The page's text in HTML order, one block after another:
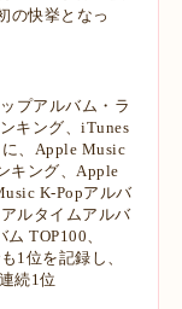
の快挙となっ
プアルバム・ラ
キング、iTunes
、Apple Music
キング、Apple
K-Popアルバ
ルタイムアルバ
TOP100、
1位を記録し、
続1位